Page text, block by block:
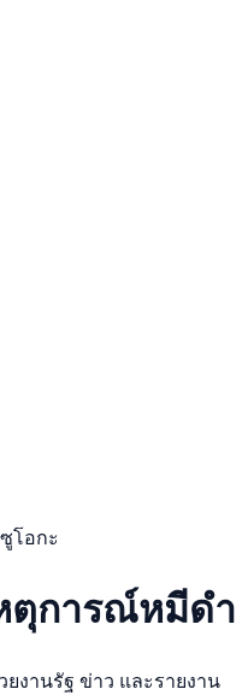
โอกะ
ตุการณ์หมีดำ
งานรัฐ ข่าว และรายงาน